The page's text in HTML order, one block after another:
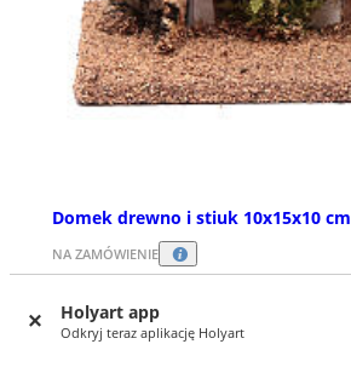
Holyart app
Odkryj teraz aplikację Holyart
Domek drewno i stiuk 10x15x10 cm
NA ZAMÓWIENIE
zł 76,72